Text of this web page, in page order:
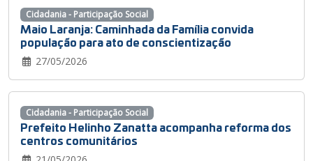
Maio Laranja: Caminhada da Família convida
população para ato de conscientização
27/05/2026
Cidadania - Participação Social
Prefeito Helinho Zanatta acompanha reforma dos
centros comunitários
Cidadania - Participação Social